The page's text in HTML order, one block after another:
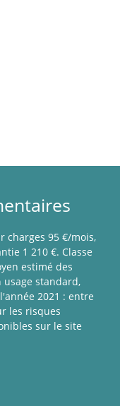
charges 95 €/mois,
1 210 €. Classe
estimé des
standard,
2021 : entre
les risques
sur le site